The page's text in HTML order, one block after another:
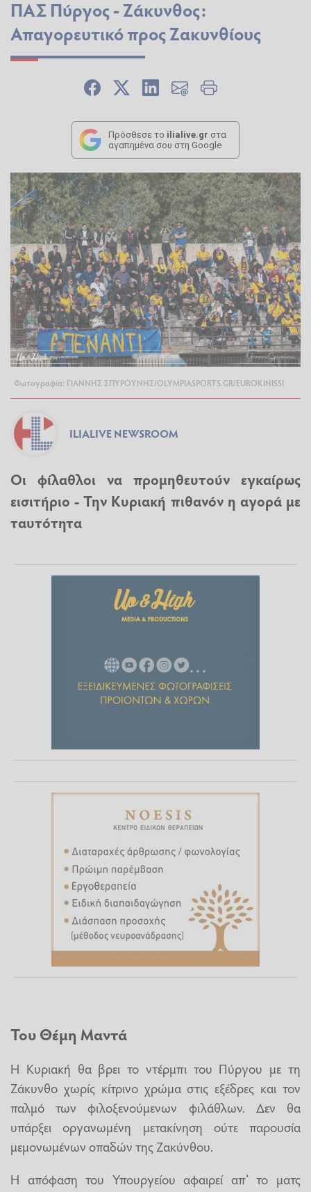
ΠΑΣ Πύργος - Ζάκυνθος:
Απαγορευτικό προς Ζακυνθίους
Πρόσθεσε το ilialive.gr στα
αγαπημένα σου στη Google
Φωτογραφία: ΓΙΑΝΝΗΣ ΣΠΥΡΟΥΝΗΣ/OLYMPIASPORTS.GR/EUROKINISSI
ILIALIVE NEWSROOM
Οι φίλαθλοι να προμηθευτούν εγκαίρως
εισιτήριο - Την Κυριακή πιθανόν η αγορά με
ταυτότητα
Του Θέμη Μαντά
Η Κυριακή θα βρει το ντέρμπι του Πύργου με τη
Ζάκυνθο χωρίς κίτρινο χρώμα στις εξέδρες και τον
παλμό των φιλοξενούμενων φιλάθλων. Δεν θα
υπάρξει οργανωμένη μετακίνηση ούτε παρουσία
μεμονωμένων οπαδών της Ζακύνθου.
Η απόφαση του Υπουργείου αφαιρεί απ’ το ματς